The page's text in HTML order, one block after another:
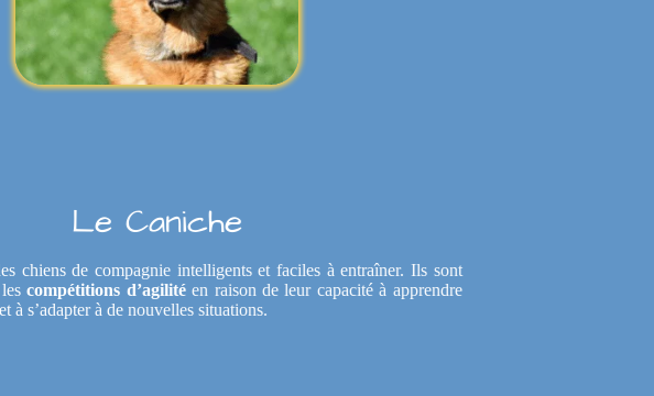
Le Caniche
chiens de compagnie intelligents et faciles à entraîner. Ils sont
compétitions d’agilitéen raison de leur capacité à apprendre
à s’adapter à de nouvelles situations.